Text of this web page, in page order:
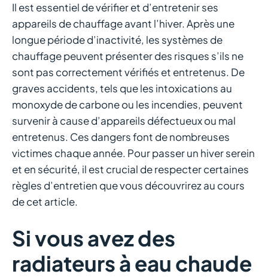
Il est essentiel de vérifier et d’entretenir ses
appareils de chauffage avant l’hiver. Après une
longue période d’inactivité, les systèmes de
chauffage peuvent présenter des risques s’ils ne
sont pas correctement vérifiés et entretenus. De
graves accidents, tels que les intoxications au
monoxyde de carbone ou les incendies, peuvent
survenir à cause d’appareils défectueux ou mal
entretenus. Ces dangers font de nombreuses
victimes chaque année. Pour passer un hiver serein
et en sécurité, il est crucial de respecter certaines
règles d’entretien que vous découvrirez au cours
de cet article.
Si vous avez des
radiateurs à eau chaude